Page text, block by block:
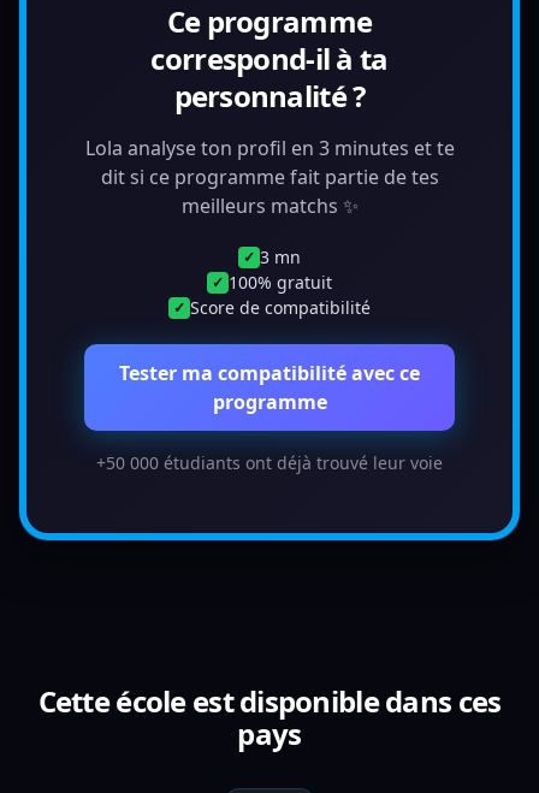
Ce programme
correspond-il à ta
personnalité ?
Lola analyse ton profil en 3 minutes et te
dit si ce programme fait partie de tes
meilleurs matchs ✨
✓ 3 mn
✓ 100% gratuit
✓ Score de compatibilité
Tester ma compatibilité avec ce
programme
+50 000 étudiants ont déjà trouvé leur voie
Cette école est disponible dans ces
pays